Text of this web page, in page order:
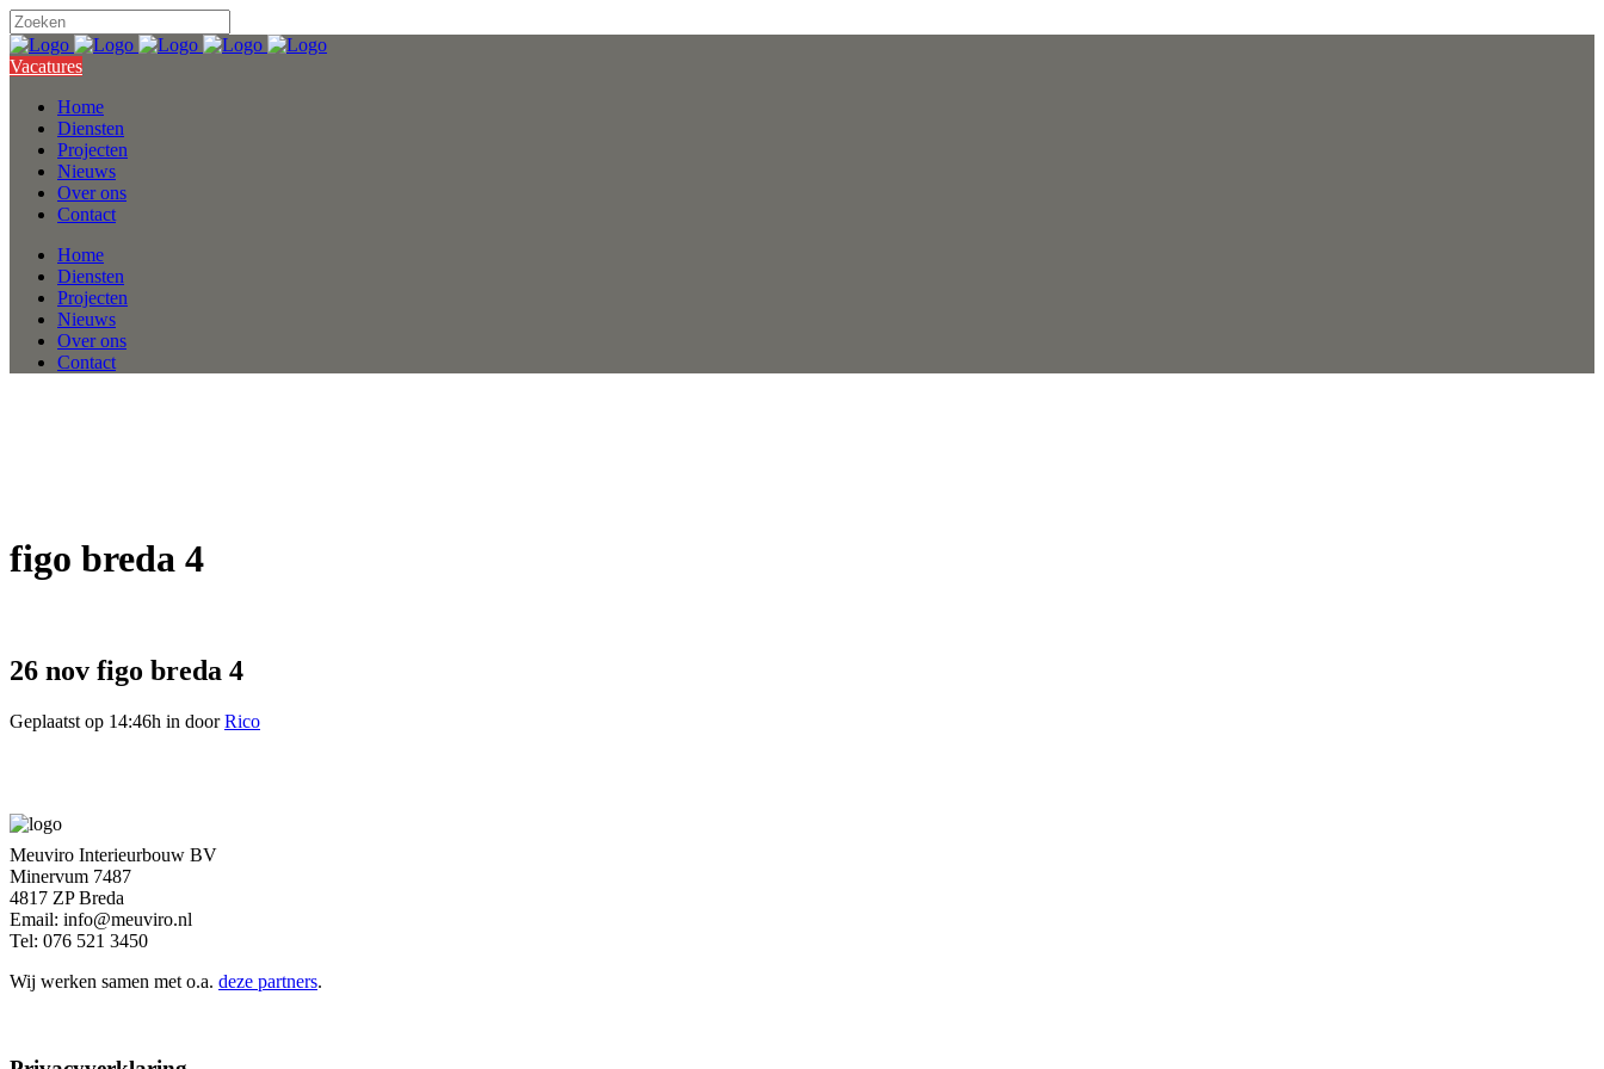
Vacatures
Home
Diensten
Projecten
Nieuws
Over ons
Contact
Home
Diensten
Projecten
Nieuws
Over ons
Contact
figo breda 4
26 nov figo breda 4
Geplaatst op 14:46h in doorRico
Meuviro Interieurbouw BV
Minervum 7487
4817 ZP Breda
Email: info@meuviro.nl
Tel: 076 521 3450
Wij werken samen met o.a. deze partners.